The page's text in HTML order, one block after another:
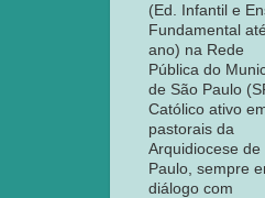
(Ed. Infantil e
Fundamental
ano) na Rede
Pública do
de São Paulo
Católico ativo
pastorais da
Arquidiocese de
Paulo, sempre
diálogo com